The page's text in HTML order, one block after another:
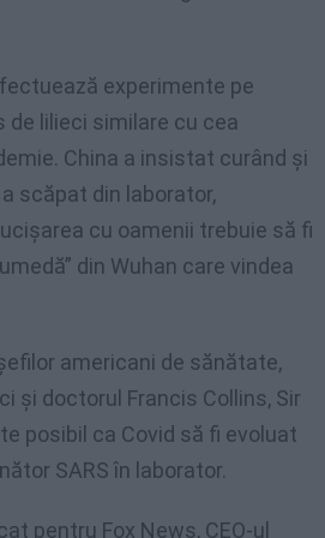
experimente pe
de lilieci similare cu cea
China a insistat curând și
scăpat din laborator,
cu oamenii trebuie să fi
din Wuhan care vindea
americani de sănătate,
și doctorul Francis Collins, Sir
posibil ca Covid să fi evoluat
SARS în laborator.
pentru Fox News, CEO-ul